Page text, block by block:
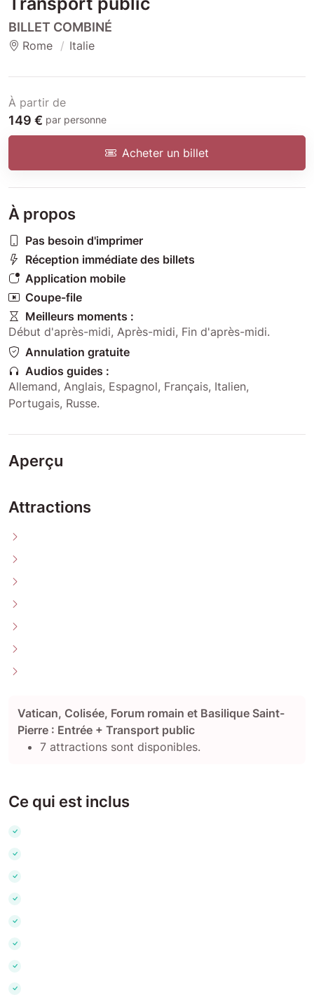
BILLET COMBINÉ
Rome Italie
À partir de
149 € par personne
Acheter un billet
À propos
Pas besoin d'imprimer
Réception immédiate des billets
Application mobile
Coupe-file
Meilleurs moments :
Début d'après-midi, Après-midi, Fin d'après-midi.
Annulation gratuite
Audios guides :
Allemand, Anglais, Espagnol, Français, Italien,
Portugais, Russe.
Aperçu
Attractions
Vatican, Colisée, Forum romain et Basilique Saint-
Pierre : Entrée + Transport public
7 attractions sont disponibles.
Ce qui est inclus